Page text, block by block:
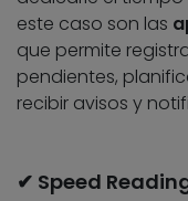
este caso son las
que permite
pendientes,
recibir avisos y
✔ Speed